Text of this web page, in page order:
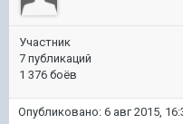
Участник
7 публикаций
1 376 боёв
Опубликовано: 6 авг 2015,